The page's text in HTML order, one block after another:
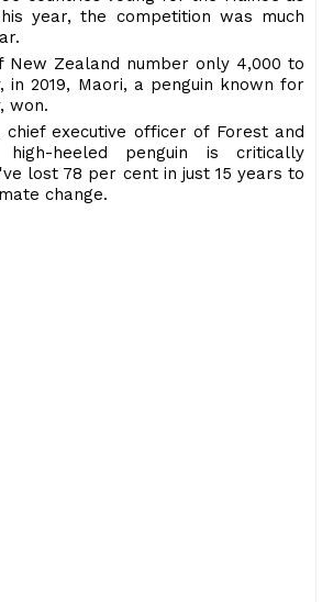
year, the competition was much
New Zealand number only 4,000 to
in 2019, Maori, a penguin known for
won.
chief executive officer of Forest and
heeled penguin is critically
lost 78 per cent in just 15 years to
change.